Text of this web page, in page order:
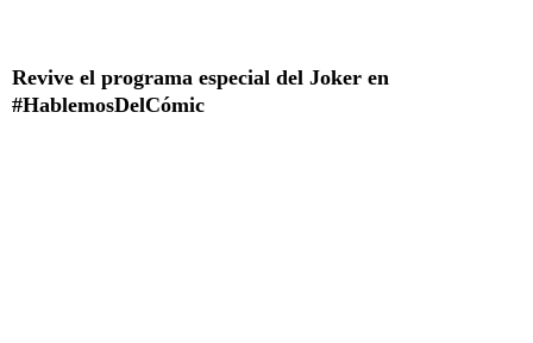
Revive el programa especial del Joker en
#HablemosDelCómic